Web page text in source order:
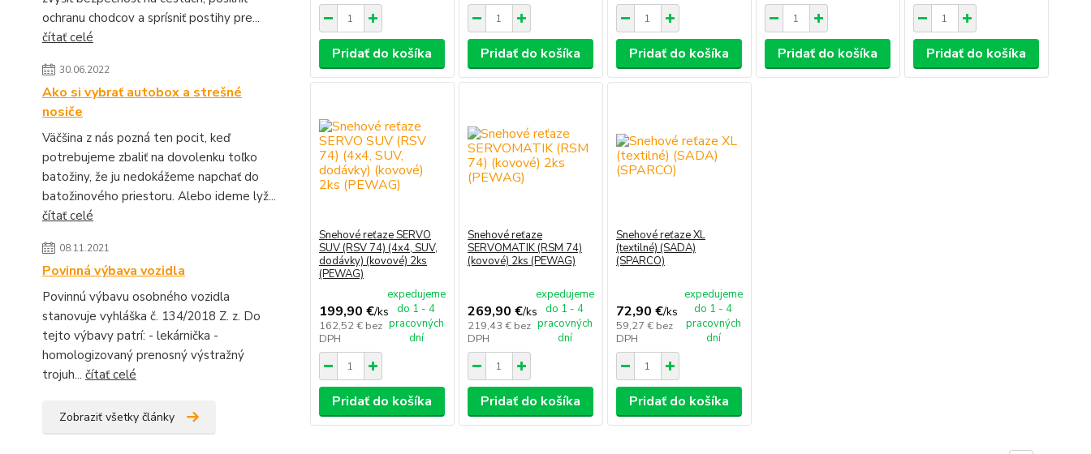
ochranu chodcov a sprísniť postihy pre...
čítať celé
30.06.2022
Ako si vybrať autobox a strešné
nosiče
Väčšina z nás pozná ten pocit, keď
potrebujeme zbaliť na dovolenku toľko
batožiny, že ju nedokážeme napchať do
batožinového priestoru. Alebo ideme lyž...
čítať celé
08.11.2021
Povinná výbava vozidla
Povinnú výbavu osobného vozidla
stanovuje vyhláška č. 134/2018 Z. z. Do
tejto výbavy patrí: - lekárnička -
homologizovaný prenosný výstražný
trojuh... čítať celé
Zobraziť všetky články
Pridať do košíka Pridať do košíka Pridať do košíka Pridať do košíka Pridať do košíka
Snehové reťaze SERVO
SUV (RSV 74) (4x4, SUV,
dodávky) (kovové) 2ks
(PEWAG)
199,90 €/ks
162,52 € bez
DPH
expedujeme
do 1 - 4
pracovných
dní
Pridať do košíka
Snehové reťaze
SERVOMATIK (RSM 74)
(kovové) 2ks (PEWAG)
269,90 €/ks
219,43 € bez
DPH
expedujeme
do 1 - 4
pracovných
dní
Pridať do košíka
Snehové reťaze XL
(textilné) (SADA)
(SPARCO)
72,90 €/ks
59,27 € bez
DPH
expedujeme
do 1 - 4
pracovných
dní
Pridať do košíka